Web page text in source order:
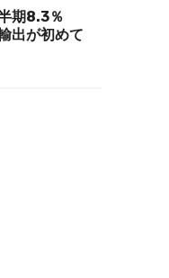
期8.3％
出が初めて